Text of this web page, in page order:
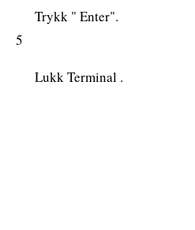
Trykk " Enter".
5
Lukk Terminal .